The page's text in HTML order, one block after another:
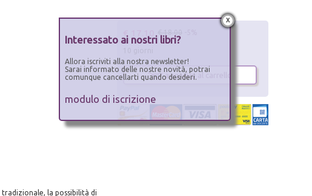
la possibilità di
€ 17.10
aggiungi al carrello
x
Interessato ai nostri libri?
Allora iscriviti alla nostra newsletter!
Sarai informato delle nostre novità, potrai
comunque cancellarti quando desideri.
modulo di iscrizione